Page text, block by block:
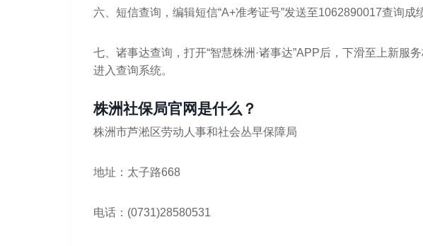
六、短信查询，编辑短信“A+准考证号”发送至1062890017查询成
七、诸事达查询，打开“智慧株洲·诸事达”APP后，下滑至上新服
进入查询系统。
株洲社保局官网是什么？
株洲市芦淞区劳动人事和社会丛早保障局
地址：太子路668
电话：(0731)28580531